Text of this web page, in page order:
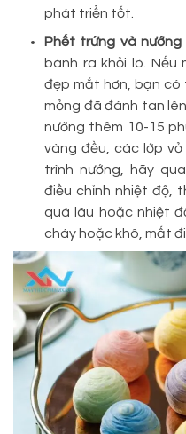
phát triển tốt.
Phết trứng và nướng
bánh ra khỏi lò. Nếu
đẹp mắt hơn, bạn có
mỏng đã đánh tan
nướng thêm 10-15
vàng đều, các lớp
trình nướng, hãy
điều chỉnh nhiệt độ,
quá lâu hoặc nhiệt
cháy hoặc khô, mất